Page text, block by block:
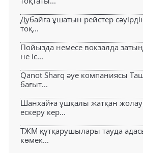
Дубайға ұшатын рейстер
тоқ...
Пойызда немесе вокзалда
не іс...
Qanot Sharq әуе компаниясы
бағыт...
Шанхайға ұшқалы жатқан
ескеру кер...
ТЖМ құтқарушылары тауда
көмек...